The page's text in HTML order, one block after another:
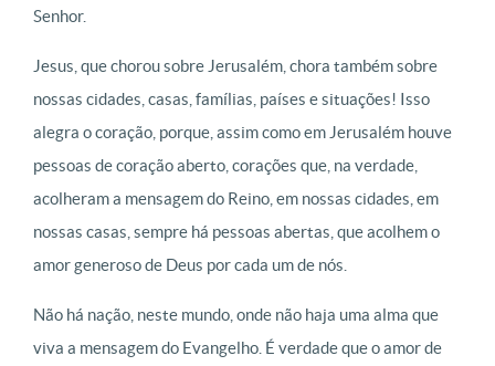
Senhor.
Jesus, que chorou sobre Jerusalém, chora também sobre
nossas cidades, casas, famílias, países e situações! Isso
alegra o coração, porque, assim como em Jerusalém houve
pessoas de coração aberto, corações que, na verdade,
acolheram a mensagem do Reino, em nossas cidades, em
nossas casas, sempre há pessoas abertas, que acolhem o
amor generoso de Deus por cada um de nós.
Não há nação, neste mundo, onde não haja uma alma que
viva a mensagem do Evangelho. É verdade que o amor de